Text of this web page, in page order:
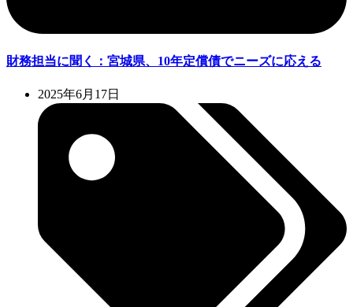
財務担当に聞く：宮城県、10年定償債でニーズに応える
2025年6月17日